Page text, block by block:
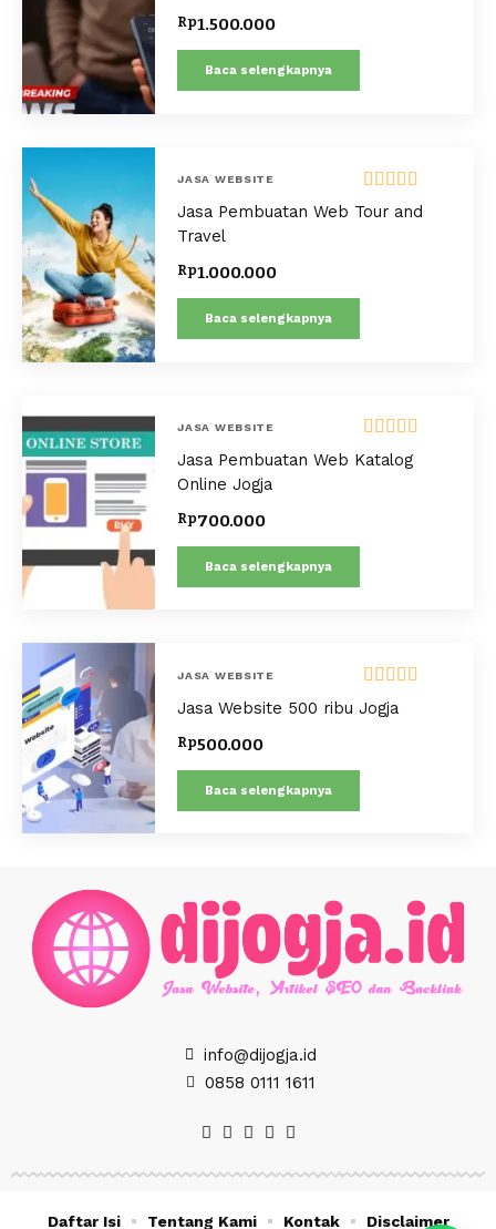
Rp1.500.000
Baca selengkapnya
JASA WEBSITE
Dinilai5.00
dari 5
Jasa Pembuatan Web Tour and
Travel
Rp1.000.000
Baca selengkapnya
JASA WEBSITE
Dinilai
dari 5
Jasa Pembuatan Web Katalog
Online Jogja
Rp700.000
Baca selengkapnya
JASA WEBSITE
Dinilai
dari 5
Jasa Website 500 ribu Jogja
Rp500.000
Baca selengkapnya
info@dijogja.id
0858 0111 1611
Daftar Isi Tentang Kami Kontak Disclaimer